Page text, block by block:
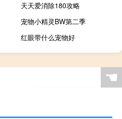
天天爱消除180攻略
宠物小精灵BW第二季
红眼带什么宠物好
☚